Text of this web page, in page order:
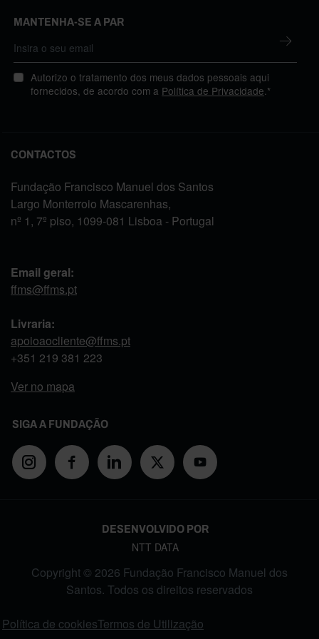
MANTENHA-SE A PAR
Autorizo o tratamento dos meus dados pessoais aqui
fornecidos, de acordo com a Política de Privacidade.*
CONTACTOS
Fundação Francisco Manuel dos Santos
Largo Monterroio Mascarenhas,
nº 1, 7º piso, 1099-081 Lisboa - Portugal
Email geral:
ffms@ffms.pt
Livraria:
apoioaocliente@ffms.pt
+351 219 381 223
Ver no mapa
SIGA A FUNDAÇÃO
DESENVOLVIDO POR
NTT DATA
Copyright © 2026 Fundação Francisco Manuel dos
Santos. Todos os direitos reservados
Política de cookiesTermos de Utilização